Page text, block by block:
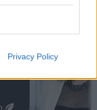
Privacy Policy